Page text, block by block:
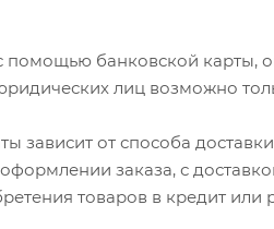
банковской карты,
лиц возможно
зависит от способа
заказа, с
товаров в кредит или